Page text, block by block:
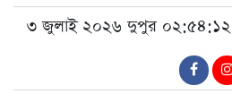
৩ জুলাই ২০২৬ দুপুর ০২:৫৪:১২